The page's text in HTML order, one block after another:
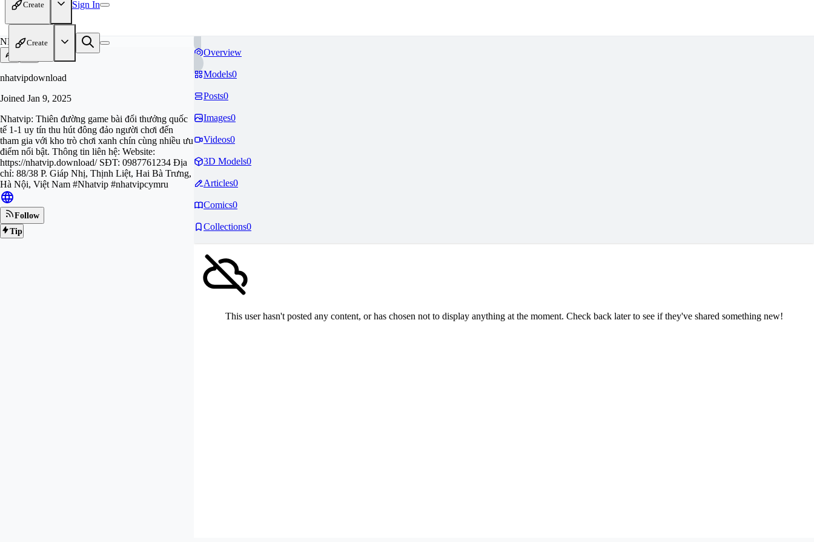
Create Sign In
Create
NH
nhatvipdownload
Joined Jan 9, 2025
Nhatvip: Thiên đường game bài đổi thưởng quốc
tế 1-1 uy tín thu hút đông đảo người chơi đến
tham gia với kho trò chơi xanh chín cùng nhiều ưu
điểm nổi bật. Thông tin liên hệ: Website:
https://nhatvip.download/ SĐT: 0987761234 Địa
chỉ: 88/38 P. Giáp Nhị, Thịnh Liệt, Hai Bà Trưng,
Hà Nội, Việt Nam #Nhatvip #nhatvipcymru
Follow
Tip
Overview
Models0
Posts0
Images0
Videos0
3D Models0
Articles0
Comics0
Collections0
This user hasn't posted any content, or has chosen not to display anything at the moment. Check back later to see if they've shared something new!